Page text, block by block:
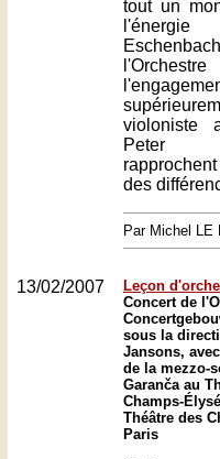
tout un
l'énergie
violoniste
Peter
des
Par Michel LE
13/02/2007
Leçon
Concert de
sous la
Jansons,
de la mezzo-
Garanča au
Champs-
Théâtre des
Paris